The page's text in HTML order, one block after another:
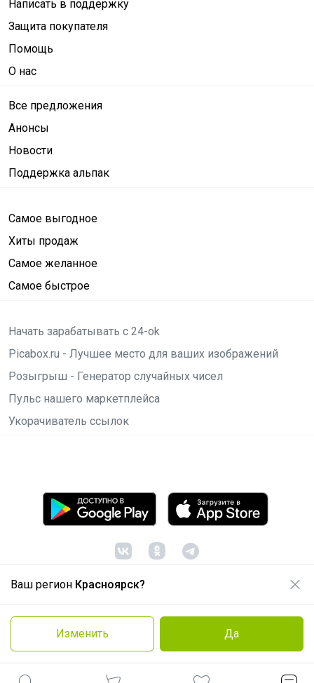
Ваш регион Красноярск?
Изменить Да
Написать в поддержку
Защита покупателя
Помощь
О нас
Все предложения
Анонсы
Новости
Поддержка альпак
Самое выгодное
Хиты продаж
Самое желанное
Самое быстрое
Начать зарабатывать с 24-ok
Picabox.ru - Лучшее место для ваших изображений
Розыгрыш - Генератор случайных чисел
Пульс нашего маркетплейса
Укорачиватель ссылок
© ООО "Лявита", ОГРН 1122468054070, 2012 -2026
Политика конфиденциальности
Cоглашение пользователя